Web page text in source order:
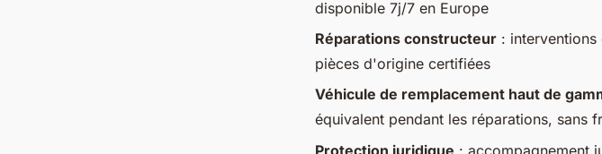
disponible 7j/7 en Europe
Réparations constructeur : interventions
pièces d'origine certifiées
Véhicule de remplacement haut de
équivalent pendant les réparations, sans
Protection juridique : accompagnement